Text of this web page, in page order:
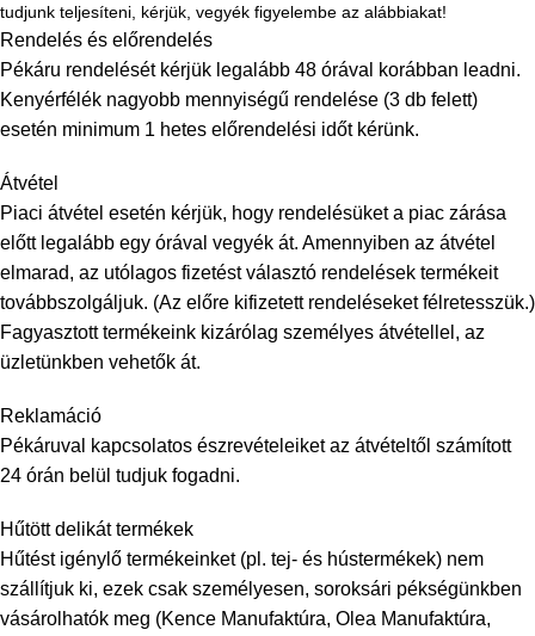
tudjunk teljesíteni, kérjük, vegyék figyelembe az alábbiakat!
Rendelés és előrendelés
Pékáru rendelését kérjük legalább 48 órával korábban leadni.
Kenyérfélék nagyobb mennyiségű rendelése (3 db felett)
esetén minimum 1 hetes előrendelési időt kérünk.
Átvétel
Piaci átvétel esetén kérjük, hogy rendelésüket a piac zárása
előtt legalább egy órával vegyék át. Amennyiben az átvétel
elmarad, az utólagos fizetést választó rendelések termékeit
továbbszolgáljuk. (Az előre kifizetett rendeléseket félretesszük.)
Fagyasztott termékeink kizárólag személyes átvétellel, az
üzletünkben vehetők át.
Reklamáció
Pékáruval kapcsolatos észrevételeiket az átvételtől számított
24 órán belül tudjuk fogadni.
Hűtött delikát termékek
Hűtést igénylő termékeinket (pl. tej- és hústermékek) nem
szállítjuk ki, ezek csak személyesen, soroksári pékségünkben
vásárolhatók meg (Kence Manufaktúra, Olea Manufaktúra,